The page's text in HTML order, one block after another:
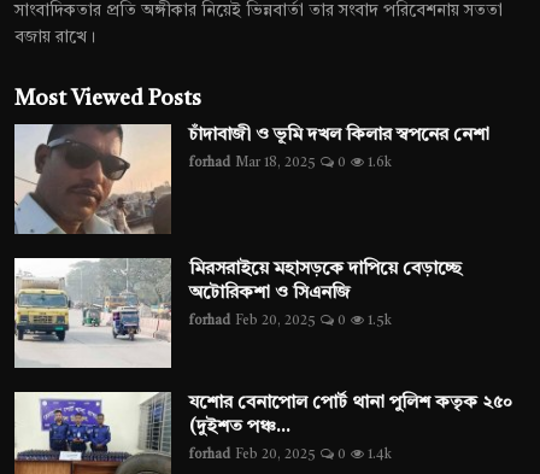
সাংবাদিকতার প্রতি অঙ্গীকার নিয়েই ভিন্নবার্তা তার সংবাদ পরিবেশনায় সততা
বজায় রাখে।
Most Viewed Posts
চাঁদাবাজী ও ভূমি দখল কিলার স্বপনের নেশা
forhad Mar 18, 2025 0 1.6k
মিরসরাইয়ে মহাসড়কে দাপিয়ে বেড়াচ্ছে
অটোরিকশা ও সিএনজি
forhad Feb 20, 2025 0 1.5k
যশোর বেনাপোল পোর্ট থানা পুলিশ কতৃক ২৫০
(দুইশত পঞ্চ...
forhad Feb 20, 2025 0 1.4k